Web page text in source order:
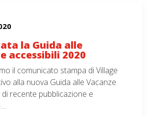
la Guida alle
accessibili 2020
il comunicato stampa di Village
alla nuova Guida alle Vacanze
di recente pubblicazione e